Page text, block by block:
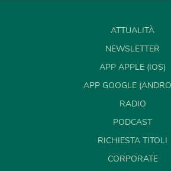
ATTUALITÀ
NEWSLETTER
APP APPLE (IOS)
APP GOOGLE
RADIO
PODCAST
RICHIESTA TITOLI
CORPORATE